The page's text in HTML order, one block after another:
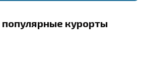
курорты
Попробуйте
блюда в одном из
вина в одной из
Бронирование